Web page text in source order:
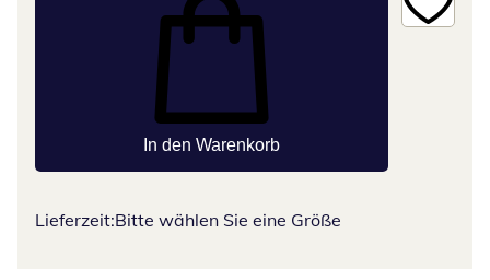
In den Warenkorb
Lieferzeit:Bitte wählen Sie eine Größe